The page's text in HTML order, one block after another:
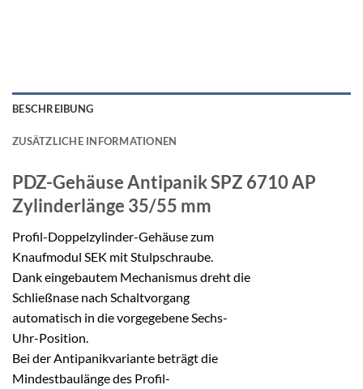
BESCHREIBUNG
ZUSÄTZLICHE INFORMATIONEN
PDZ-Gehäuse Antipanik SPZ 6710 AP
Zylinderlänge 35/55 mm
Profil-Doppelzylinder-Gehäuse zum
Knaufmodul SEK mit Stulpschraube.
Dank eingebautem Mechanismus dreht die
Schließnase nach Schaltvorgang
automatisch in die vorgegebene Sechs-
Uhr-Position.
Bei der Antipanikvariante beträgt die
Mindestbaulänge des Profil-